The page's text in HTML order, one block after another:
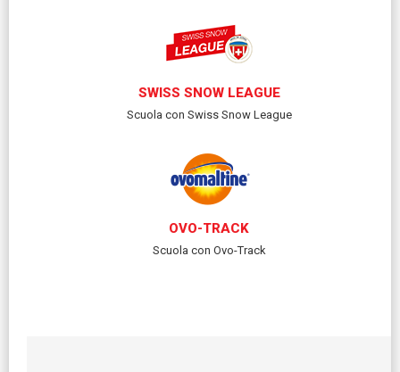
SWISS SNOW LEAGUE
Scuola con Swiss Snow League
OVO-TRACK
Scuola con Ovo-Track